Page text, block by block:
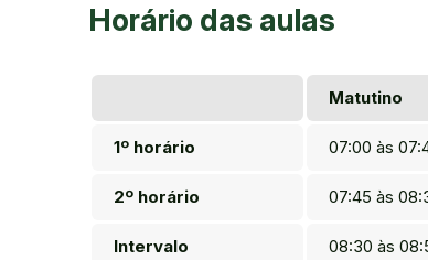
Horário das aulas
Matutino
1º horário 07:00 às
2º horário 07:45 às
Intervalo 08:30 às